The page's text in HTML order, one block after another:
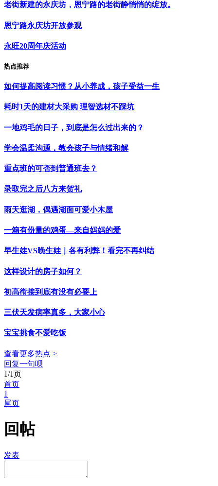
老街新建的永庆坊，恩宁路的老街静悄悄的绽放。
恩宁路永庆坊开放参观
永旺20周年庆活动
热点推荐
如何提高阅读习惯？从小养成，孩子受益一生
耗时1天的建材大采购 理智选材不踩坑
一地鸡毛的日子，到底是怎么过出来的？
学会温柔沟通，教会孩子与情绪和解
重点班的可否到普通班去？
录取完之后八方来贺礼
雨天逛湖，偶遇湖面可爱小木屋
一箱有份量的鸡蛋—来自妈妈的爱
早生娃VS晚生娃｜各有利弊！看完不再纠结
这样设计的房子如何？
初高衔接到底有没有必要上
三伏天发病率真多，大家小心
宝宝挑食不爱吃饭
查看更多热点 >
回复一句呗
1/1页
首页
1
尾页
回帖
发表